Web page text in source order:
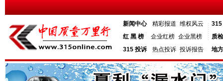
新闻中心 精彩报道 维权风云
红 黑 榜
企业红榜 企业黑榜
315 投诉
热点投诉 投诉报告
315
质
地